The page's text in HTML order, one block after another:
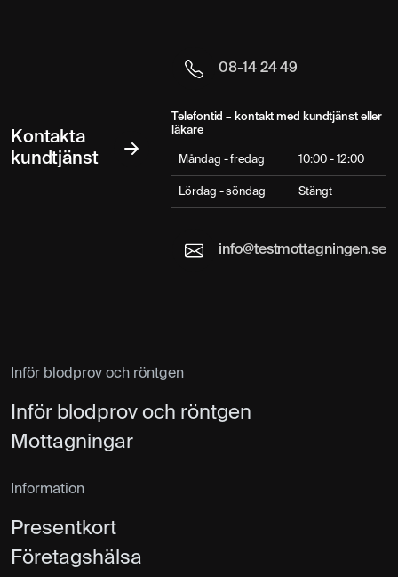
Kontakta
kundtjänst
08-14 24 49
Telefontid – kontakt med kundtjänst eller
läkare
Måndag - fredag 10:00 - 12:00
Lördag - söndag Stängt
info@testmottagningen.se
Inför blodprov och röntgen
Inför blodprov och röntgen
Mottagningar
Information
Presentkort
Företagshälsa